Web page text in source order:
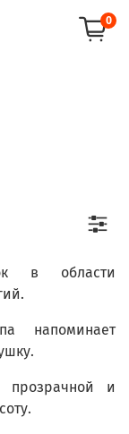
0
в области
напоминает
прозрачной и